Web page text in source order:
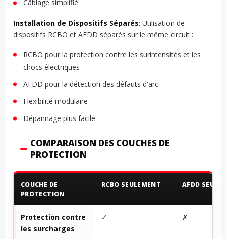
Câblage simplifié
Installation de Dispositifs Séparés: Utilisation de
dispositifs RCBO et AFDD séparés sur le même circuit :
RCBO pour la protection contre les surintensités et les
chocs électriques
AFDD pour la détection des défauts d'arc
Flexibilité modulaire
Dépannage plus facile
COMPARAISON DES COUCHES DE
PROTECTION
COUCHE DE
PROTECTION
RCBO SEULEMENT AFDD
Protection contre
les surcharges
✓ ✗